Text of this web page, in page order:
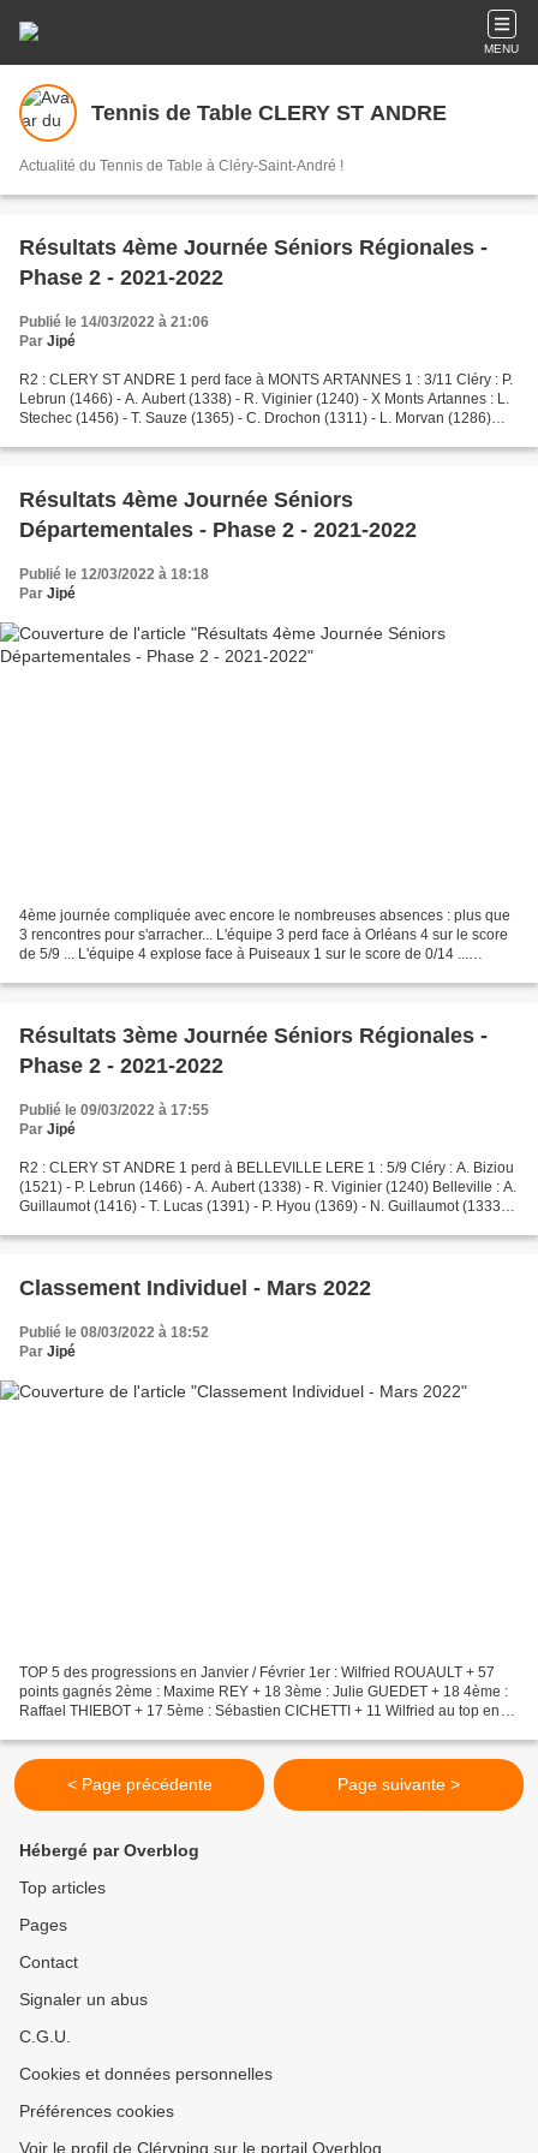
MENU
Tennis de Table CLERY ST ANDRE
Actualité du Tennis de Table à Cléry-Saint-André !
Résultats 4ème Journée Séniors Régionales -
Phase 2 - 2021-2022
Publié le 14/03/2022 à 21:06
Par Jipé
R2 : CLERY ST ANDRE 1 perd face à MONTS ARTANNES 1 : 3/11 Cléry : P.
Lebrun (1466) - A. Aubert (1338) - R. Viginier (1240) - X Monts Artannes : L.
Stechec (1456) - T. Sauze (1365) - C. Drochon (1311) - L. Morvan (1286)
Résultats 4ème Journée Séniors
Départementales - Phase 2 - 2021-2022
Publié le 12/03/2022 à 18:18
Par Jipé
4ème journée compliquée avec encore le nombreuses absences : plus que
3 rencontres pour s'arracher... L'équipe 3 perd face à Orléans 4 sur le score
de 5/9 ... L'équipe 4 explose face à Puiseaux 1 sur le score de 0/14 ...
Résultats 3ème Journée Séniors Régionales -
Phase 2 - 2021-2022
Publié le 09/03/2022 à 17:55
Par Jipé
R2 : CLERY ST ANDRE 1 perd à BELLEVILLE LERE 1 : 5/9 Cléry : A. Biziou
(1521) - P. Lebrun (1466) - A. Aubert (1338) - R. Viginier (1240) Belleville : A.
Guillaumot (1416) - T. Lucas (1391) - P. Hyou (1369) - N. Guillaumot (1333)
Classement Individuel - Mars 2022
Publié le 08/03/2022 à 18:52
Par Jipé
TOP 5 des progressions en Janvier / Février 1er : Wilfried ROUAULT + 57
points gagnés 2ème : Maxime REY + 18 3ème : Julie GUEDET + 18 4ème :
Raffael THIEBOT + 17 5ème : Sébastien CICHETTI + 11 Wilfried au top en
< Page précédente Page suivante >
Hébergé par Overblog
Top articles
Pages
Contact
Signaler un abus
C.G.U.
Cookies et données personnelles
Préférences cookies
Voir le profil de Cléryping sur le portail Overblog